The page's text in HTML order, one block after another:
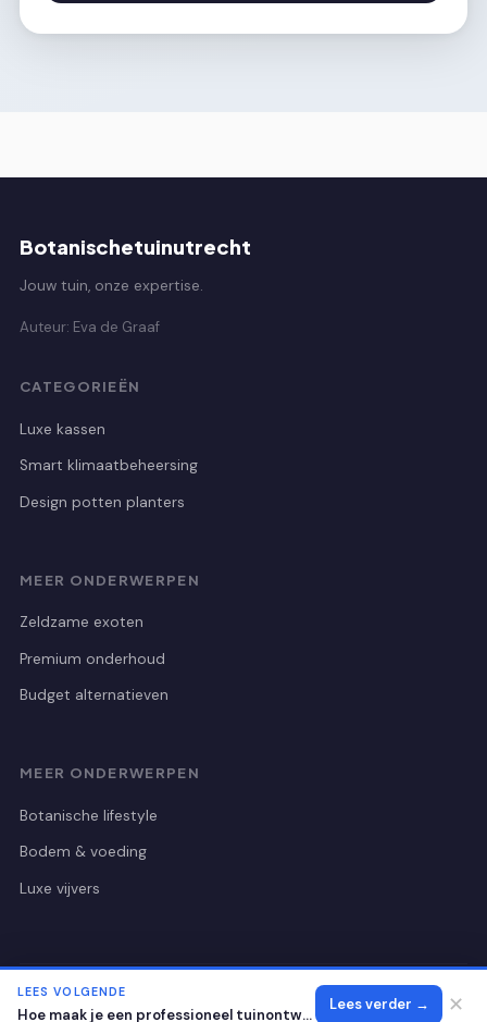
Botanischetuinutrecht
Jouw tuin, onze expertise.
Auteur: Eva de Graaf
CATEGORIEËN
Luxe kassen
Smart klimaatbeheersing
Design potten planters
MEER ONDERWERPEN
Zeldzame exoten
Premium onderhoud
Budget alternatieven
MEER ONDERWERPEN
Botanische lifestyle
Bodem & voeding
Luxe vijvers
© 2026 Botanischetuinutrecht Alle rechten voorbehouden.
LEES VOLGENDE
Hoe maak je een professioneel tuinontwerp voor een villatuin?
Lees verder → ✕